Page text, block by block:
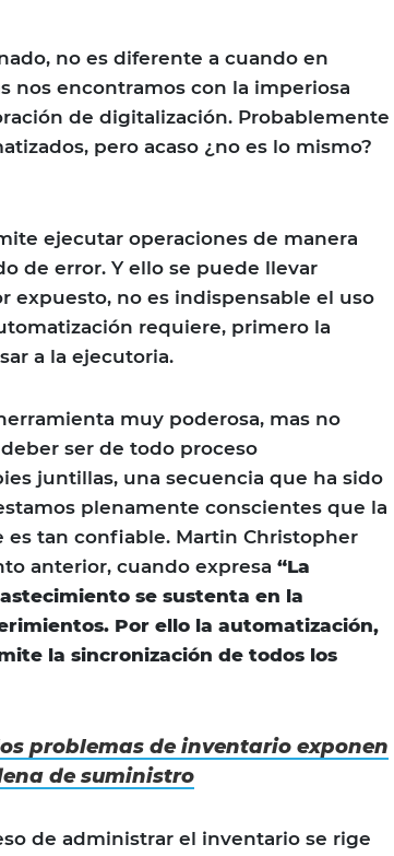
no es diferente a cuando en
nos encontramos con la imperiosa
de digitalización. Probablemente
pero acaso ¿no es lo mismo?
ejecutar operaciones de manera
de error. Y ello se puede llevar
expuesto, no es indispensable el uso
requiere, primero la
a la ejecutoria.
muy poderosa, mas no
ser de todo proceso
juntillas, una secuencia que ha sido
plenamente conscientes que la
tan confiable. Martin Christopher
anterior, cuando expresa “La
se sustenta en la
Por ello la automatización,
la sincronización de todos los
problemas de inventario exponen
de suministro
de administrar el inventario se rige